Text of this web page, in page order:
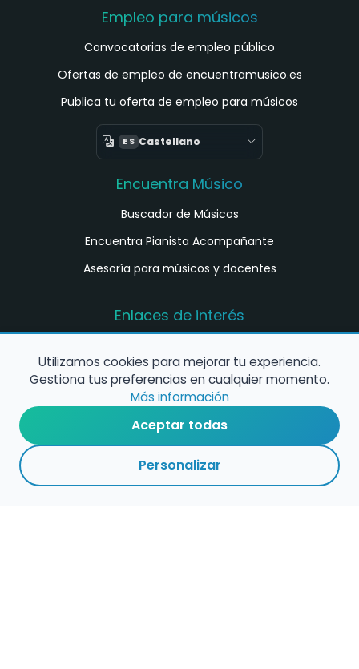
Empleo para músicos
Convocatorias de empleo público
Ofertas de empleo de encuentramusico.es
Publica tu oferta de empleo para músicos
ES Castellano
Encuentra Músico
Buscador de Músicos
Encuentra Pianista Acompañante
Asesoría para músicos y docentes
Enlaces de interés
música en España
Configura alertas de empleo
Contacta con nosotros
Utilizamos cookies para mejorar tu experiencia.
Gestiona tus preferencias en cualquier momento.
Más información
Aceptar todas
Personalizar